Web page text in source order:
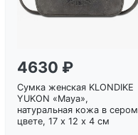
4630 ₽
Сумка женская KLONDIKE
YUKON «Maya»,
натуральная кожа в сером
цвете, 17 х 12 х 4 см